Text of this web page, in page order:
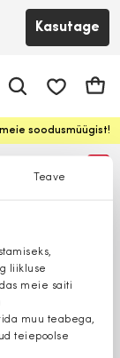
Teave
liikluse
meie saiti
muu teabega,
teiepoolse
Kasutage
soodusmüügist!